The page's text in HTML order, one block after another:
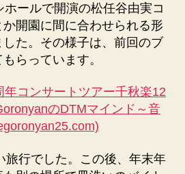
ールで開演の松任谷由実コ
開園に間に合わせられる形
た。その様子は、前回のブ
らっています。
年コンサートツアー千秋楽12
のDTMマインド～音
旅行でした。この後、年末年